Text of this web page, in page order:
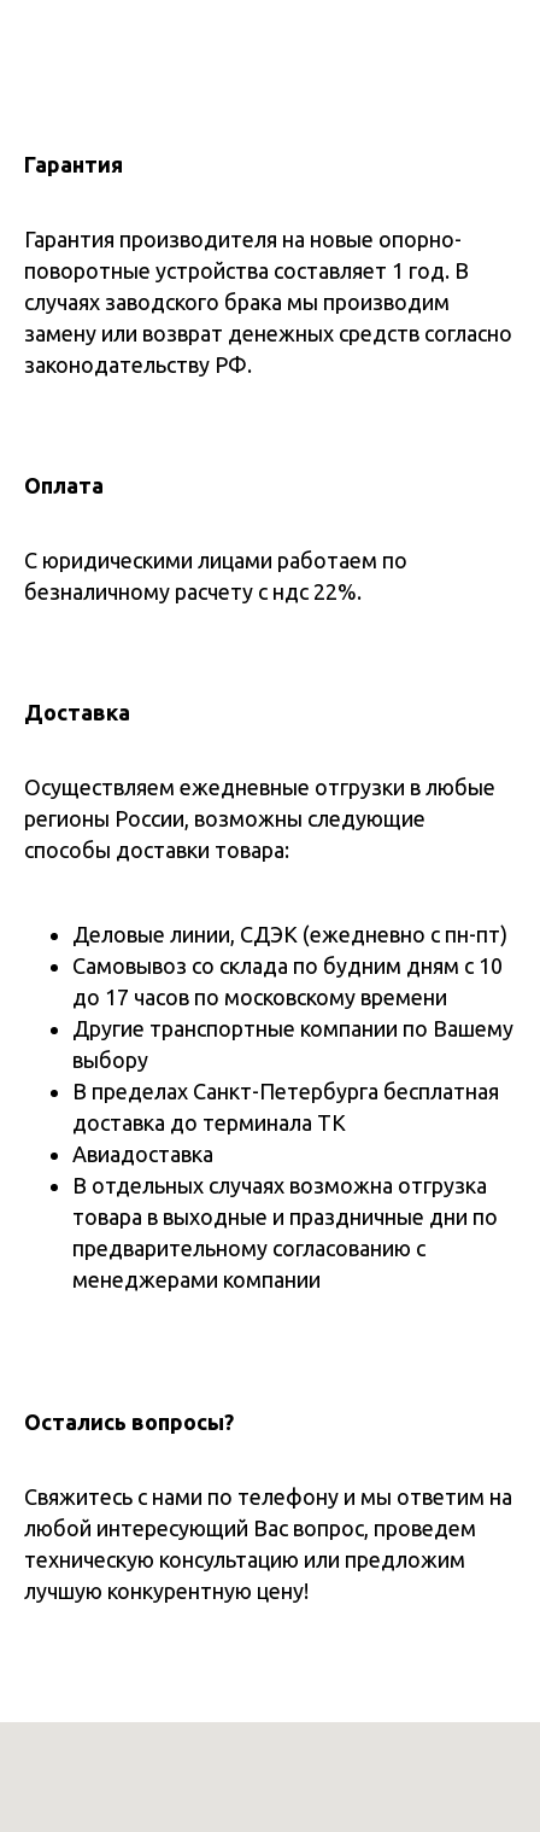
Гарантия
Гарантия производителя на новые опорно-
поворотные устройства составляет 1 год. В
случаях заводского брака мы производим
замену или возврат денежных средств согласно
законодательству РФ.
Оплата
С юридическими лицами работаем по
безналичному расчету с ндс 22%.
Доставка
Осуществляем ежедневные отгрузки в любые
регионы России, возможны следующие
способы доставки товара:
Деловые линии, СДЭК (ежедневно с пн-пт)
Самовывоз со склада по будним дням с 10
до 17 часов по московскому времени
Другие транспортные компании по Вашему
выбору
В пределах Санкт-Петербурга бесплатная
доставка до терминала ТК
Авиадоставка
В отдельных случаях возможна отгрузка
товара в выходные и праздничные дни по
предварительному согласованию с
менеджерами компании
Остались вопросы?
Свяжитесь с нами по телефону и мы ответим на
любой интересующий Вас вопрос, проведем
техническую консультацию или предложим
лучшую конкурентную цену!